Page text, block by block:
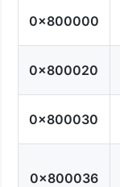
0x800000
0x800020
0x800030
0x800036